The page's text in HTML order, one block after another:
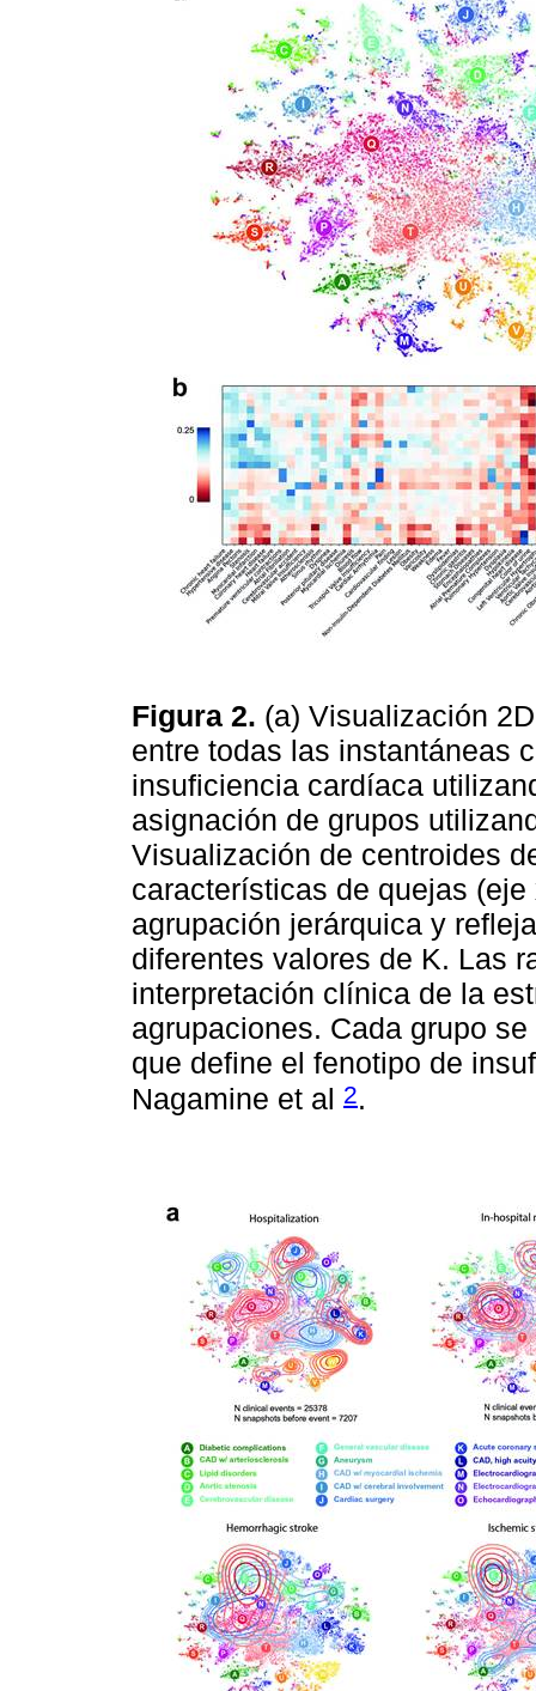
Figura 2. (a) Visualización
entre todas las instantáneas
insuficiencia cardíaca
asignación de grupos
Visualización de centroides
características de quejas
agrupación jerárquica y
diferentes valores de K. Las
interpretación clínica de la
agrupaciones. Cada grupo
que define el fenotipo de
Nagamine et al 2.